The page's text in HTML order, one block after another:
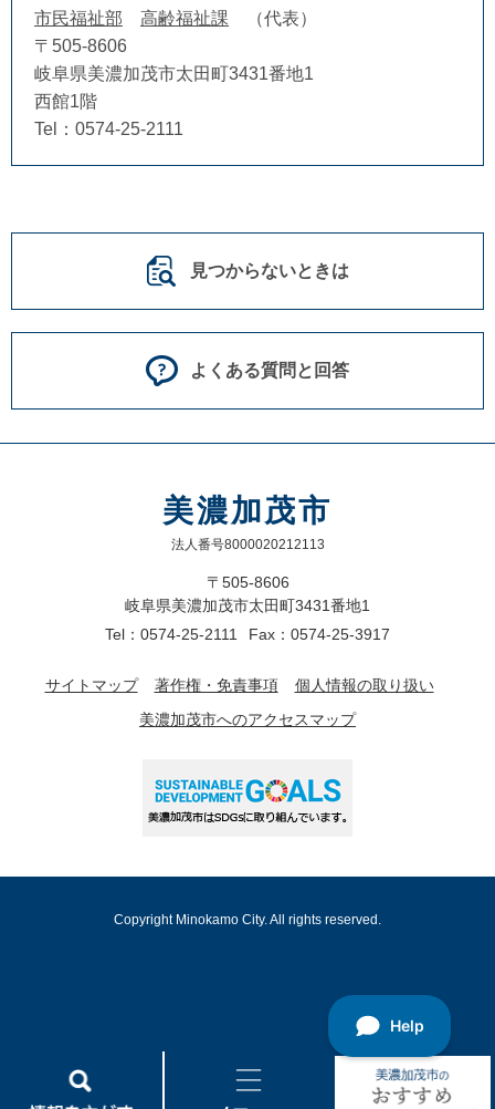
市民福祉部 高齢福祉課
代表
〒505-8606
岐阜県美濃加茂市太田町3431番地1
西館1階
Tel：0574-25-2111
見つからないときは
よくある質問と回答
美濃加茂市
法人番号8000020212113
〒505-8606
岐阜県美濃加茂市太田町3431番地1
Tel：0574-25-2111
Fax：0574-25-3917
サイトマップ 著作権・免責事項
個人情報の取り扱い
美濃加茂市へのアクセスマップ
Copyright Minokamo City. All rights reserved.